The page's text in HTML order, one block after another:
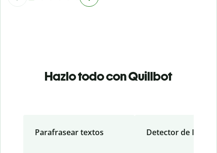
Hazlo todo con Quillbot
Parafrasear textos Detector de IA